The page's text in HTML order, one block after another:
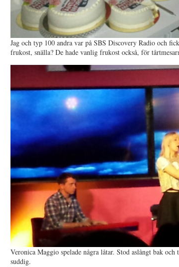
Jag och typ 100 andra var på SBS Discovery Radio och
frukost, snälla? De hade vanlig frukost också, för
Veronica Maggio spelade några låtar. Stod aslångt bak
suddig.